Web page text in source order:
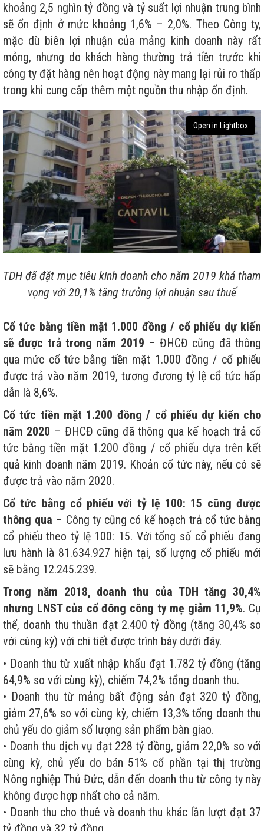
khoảng 2,5 nghìn tỷ đồng và tỷ suất lợi nhuận trung bình
sẽ ổn định ở mức khoảng 1,6% – 2,0%. Theo Công ty,
mặc dù biên lợi nhuận của mảng kinh doanh này rất
mỏng, nhưng do khách hàng thường trả tiền trước khi
công ty đặt hàng nên hoạt động này mang lại rủi ro thấp
trong khi cung cấp thêm một nguồn thu nhập ổn định.
Open in Lightbox
TDH đã đặt mục tiêu kinh doanh cho năm 2019 khá tham
vọng với 20,1% tăng trưởng lợi nhuận sau thuế
Cổ tức bằng tiền mặt 1.000 đồng / cổ phiếu dự kiến
sẽ được trả trong năm 2019 – ĐHCĐ cũng đã thông
qua mức cổ tức bằng tiền mặt 1.000 đồng / cổ phiếu
được trả vào năm 2019, tương đương tỷ lệ cổ tức hấp
dẫn là 8,6%.
Cổ tức tiền mặt 1.200 đồng / cổ phiếu dự kiến cho
năm 2020 – ĐHCĐ cũng đã thông qua kế hoạch trả cổ
tức bằng tiền mặt 1.200 đồng / cổ phiếu dựa trên kết
quả kinh doanh năm 2019. Khoản cổ tức này, nếu có sẽ
được trả vào năm 2020.
Cổ tức bằng cổ phiếu với tỷ lệ 100: 15 cũng được
thông qua – Công ty cũng có kế hoạch trả cổ tức bằng
cổ phiếu theo tỷ lệ 100: 15. Với tổng số cổ phiếu đang
lưu hành là 81.634.927 hiện tại, số lượng cổ phiếu mới
sẽ bằng 12.245.239.
Trong năm 2018, doanh thu của TDH tăng 30,4%
nhưng LNST của cổ đông công ty mẹ giảm 11,9%. Cụ
thể, doanh thu thuần đạt 2.400 tỷ đồng (tăng 30,4% so
với cùng kỳ) với chi tiết được trình bày dưới đây.
• Doanh thu từ xuất nhập khẩu đạt 1.782 tỷ đồng (tăng
64,9% so với cùng kỳ), chiếm 74,2% tổng doanh thu.
• Doanh thu từ mảng bất động sản đạt 320 tỷ đồng,
giảm 27,6% so với cùng kỳ, chiếm 13,3% tổng doanh thu
chủ yếu do giảm số lượng sản phẩm bàn giao.
• Doanh thu dịch vụ đạt 228 tỷ đồng, giảm 22,0% so với
cùng kỳ, chủ yếu do bán 51% cổ phần tại thị trường
Nông nghiệp Thủ Đức, dẫn đến doanh thu từ công ty này
không được hợp nhất cho cả năm.
• Doanh thu cho thuê và doanh thu khác lần lượt đạt 37